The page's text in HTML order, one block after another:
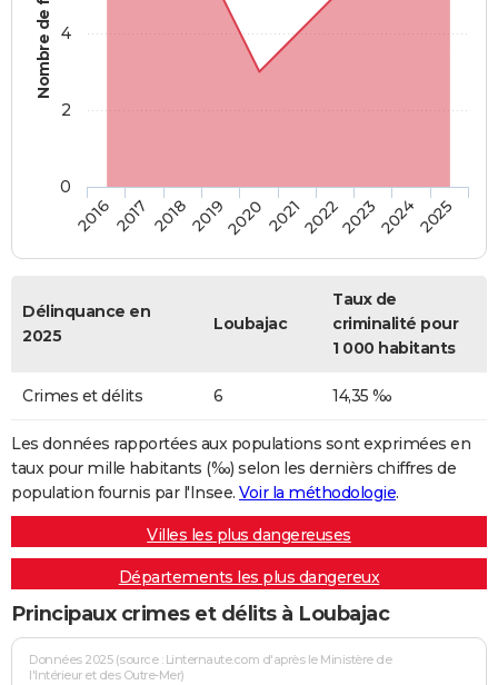
Nombre de faits
20162017 20182019202020212022202320242025
0
2
4
Délinquance en
2025
Loubajac
Taux de
criminalité pour
1 000 habitants
Crimes et délits 6 14,35 ‰
Les données rapportées aux populations sont exprimées en
taux pour mille habitants (‰) selon les dernièrs chiffres de
population fournis par l'Insee. Voir la méthodologie.
Villes les plus dangereuses
Départements les plus dangereux
Principaux crimes et délits à Loubajac
Données 2025 (source : Linternaute.com d'après le Ministère de
l'Intérieur et des Outre-Mer)